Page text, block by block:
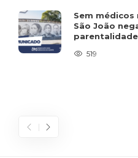
Sem médicos
São João
parentalidade
519